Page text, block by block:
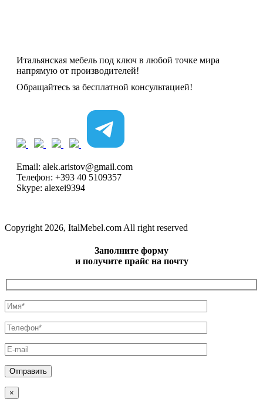
Итальянская мебель под ключ в любой точке мира
напрямую от производителей!
Обращайтесь за бесплатной консультацией!
Email: alek.aristov@gmail.com
Телефон: +393 40 5109357
Skype: alexei9394
Copyright 2026, ItalMebel.com All right reserved
Заполните форму
и получите прайс на почту
×